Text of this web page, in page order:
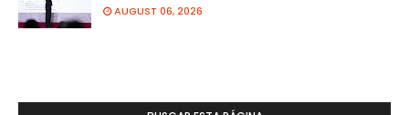
AUGUST 06, 2026